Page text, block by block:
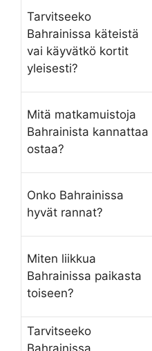
Tarvitseeko
Bahrainissa käteistä
vai käyvätkö kortit
yleisesti?
Mitä matkamuistoja
Bahrainista kannattaa
ostaa?
Onko Bahrainissa
hyvät rannat?
Miten liikkua
Bahrainissa paikasta
toiseen?
Tarvitseeko
Bahrainissa